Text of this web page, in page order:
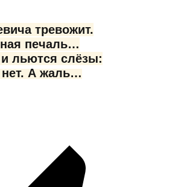
тревожит.
печаль…
льются слёзы:
нет. А жаль…